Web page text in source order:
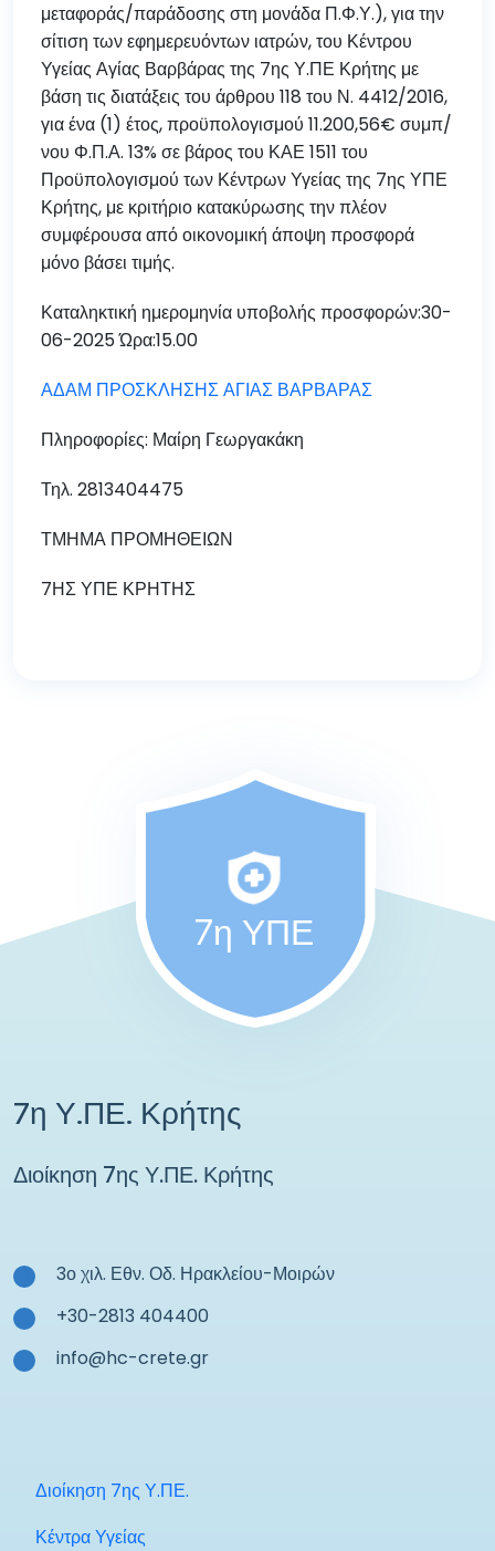
μεταφοράς/παράδοσης στη μονάδα Π.Φ.Υ.), για την
σίτιση των εφημερευόντων ιατρών, του Κέντρου
Υγείας Αγίας Βαρβάρας της 7ης Υ.ΠΕ Κρήτης με
βάση τις διατάξεις του άρθρου 118 του Ν. 4412/2016,
για ένα (1) έτος, προϋπολογισμού 11.200,56€ συμπ/
νου Φ.Π.Α. 13% σε βάρος του ΚΑΕ 1511 του
Προϋπολογισμού των Κέντρων Υγείας της 7ης ΥΠΕ
Κρήτης, με κριτήριο κατακύρωσης την πλέον
συμφέρουσα από οικονομική άποψη προσφορά
μόνο βάσει τιμής.
Καταληκτική ημερομηνία υποβολής προσφορών:30-
06-2025 Ώρα:15.00
ΑΔΑΜ ΠΡΟΣΚΛΗΣΗΣ ΑΓΙΑΣ ΒΑΡΒΑΡΑΣ
Πληροφορίες: Μαίρη Γεωργακάκη
Τηλ. 2813404475
ΤΜΗΜΑ ΠΡΟΜΗΘΕΙΩΝ
7ΗΣ ΥΠΕ ΚΡΗΤΗΣ
7η ΥΠΕ
7η Υ.ΠΕ. Κρήτης
Διοίκηση 7ης Υ.ΠΕ. Κρήτης
3ο χιλ. Εθν. Οδ. Ηρακλείου-Μοιρών
+30-2813 404400
info@hc-crete.gr
Διοίκηση 7ης Υ.ΠΕ.
Κέντρα Υγείας